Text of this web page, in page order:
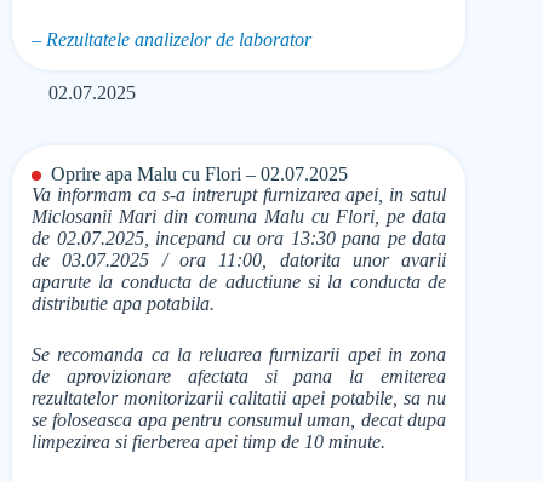
– Rezultatele analizelor de laborator
02.07.2025
Oprire apa Malu cu Flori – 02.07.2025
Va informam ca s-a intrerupt furnizarea apei, in satul
Miclosanii Mari din comuna Malu cu Flori, pe data
de 02.07.2025, incepand cu ora 13:30 pana pe data
de 03.07.2025 / ora 11:00, datorita unor avarii
aparute la conducta de aductiune si la conducta de
distributie apa potabila.
Se recomanda ca la reluarea furnizarii apei in zona
de aprovizionare afectata si pana la emiterea
rezultatelor monitorizarii calitatii apei potabile, sa nu
se foloseasca apa pentru consumul uman, decat dupa
limpezirea si fierberea apei timp de 10 minute.